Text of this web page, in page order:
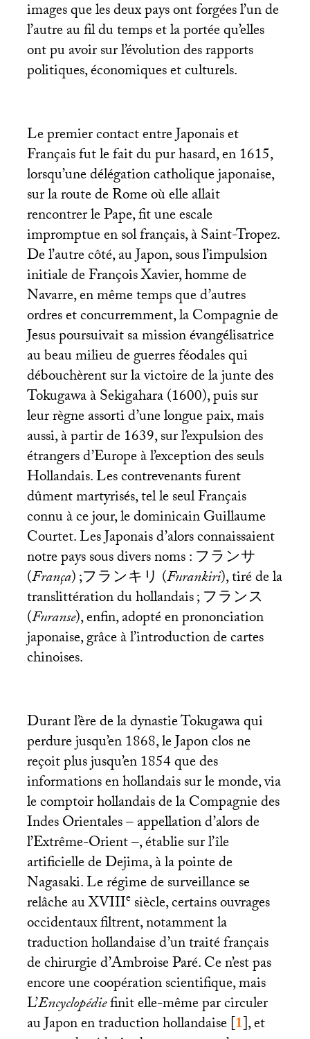
images que les deux pays ont forgées l’un de
l’autre au fil du temps et la portée qu’elles
ont pu avoir sur l’évolution des rapports
politiques, économiques et culturels.
Le premier contact entre Japonais et
Français fut le fait du pur hasard, en 1615,
lorsqu’une délégation catholique japonaise,
sur la route de Rome où elle allait
rencontrer le Pape, fit une escale
impromptue en sol français, à Saint-Tropez.
De l’autre côté, au Japon, sous l’impulsion
initiale de François Xavier, homme de
Navarre, en même temps que d’autres
ordres et concurremment, la Compagnie de
Jesus poursuivait sa mission évangélisatrice
au beau milieu de guerres féodales qui
débouchèrent sur la victoire de la junte des
Tokugawa à Sekigahara (1600), puis sur
leur règne assorti d’une longue paix, mais
aussi, à partir de 1639, sur l’expulsion des
étrangers d’Europe à l’exception des seuls
Hollandais. Les contrevenants furent
dûment martyrisés, tel le seul Français
connu à ce jour, le dominicain Guillaume
Courtet. Les Japonais d’alors connaissaient
notre pays sous divers noms : フランサ
(França);フランキリ (Furankiri), tiré de la
translittération du hollandais; フランス
(Furanse), enfin, adopté en prononciation
japonaise, grâce à l’introduction de cartes
chinoises.
Durant l’ère de la dynastie Tokugawa qui
perdure jusqu’en 1868, le Japon clos ne
reçoit plus jusqu’en 1854 que des
informations en hollandais sur le monde, via
le comptoir hollandais de la Compagnie des
Indes Orientales – appellation d’alors de
l’Extrême-Orient –, établie sur l’île
artificielle de Dejima, à la pointe de
Nagasaki. Le régime de surveillance se
relâche auXVIIIesiècle, certains ouvrages
occidentaux filtrent, notamment la
traduction hollandaise d’un traité français
de chirurgie d’Ambroise Paré. Ce n’est pas
encore une coopération scientifique, mais
L’Encyclopédiefinit elle-même par circuler
au Japon en traduction hollandaise[1], et